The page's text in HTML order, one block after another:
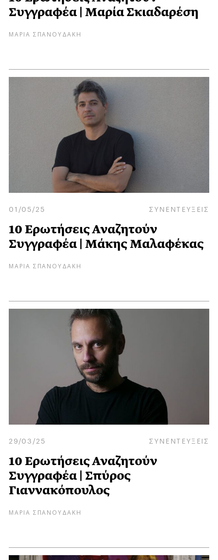
Συγγραφέα | Μαρία Σκιαδαρέση
ΜΑΡΙΑ ΣΠΑΝΟΥΔΑΚΗ
01/05/25 ΣΥΝΕΝΤΕΥΞΕΙΣ
10 Ερωτήσεις Αναζητούν
Συγγραφέα | Μάκης Μαλαφέκας
ΜΑΡΙΑ ΣΠΑΝΟΥΔΑΚΗ
29/03/25 ΣΥΝΕΝΤΕΥΞΕΙΣ
10 Ερωτήσεις Αναζητούν
Συγγραφέα | Σπύρος
Γιαννακόπουλος
ΜΑΡΙΑ ΣΠΑΝΟΥΔΑΚΗ